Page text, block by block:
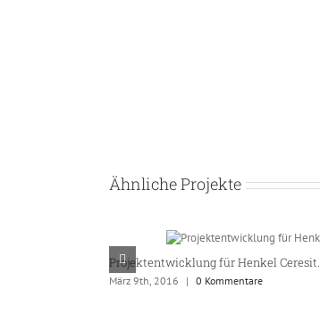
Ähnliche Projekte
Projektentwicklung für Henkel Ceresit.
März 9th, 2016 | 0 Kommentare